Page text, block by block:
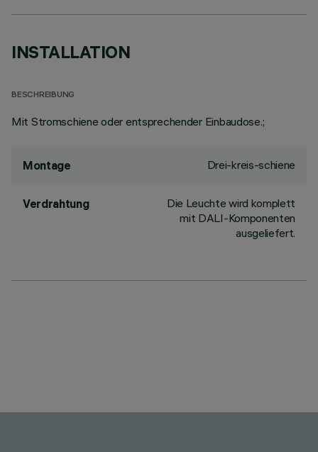
INSTALLATION
BESCHREIBUNG
Mit Stromschiene oder entsprechender Einbaudose.;
Montage Drei-kreis-schiene
Verdrahtung
Die Leuchte wird komplett
mit DALI-Komponenten
ausgeliefert.